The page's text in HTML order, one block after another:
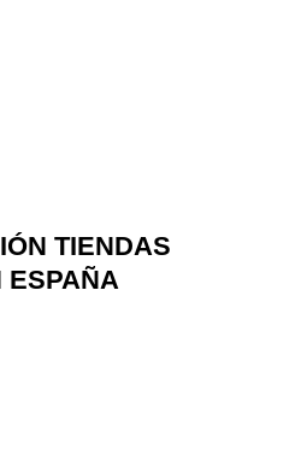
TIENDAS
ESPAÑA